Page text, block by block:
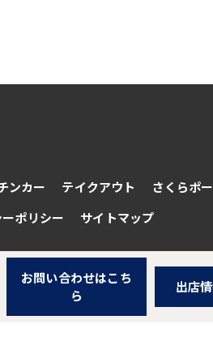
お問い合わせはこち
ら
出店
ンカー テイクアウト さくらポ
ポリシー サイトマップ